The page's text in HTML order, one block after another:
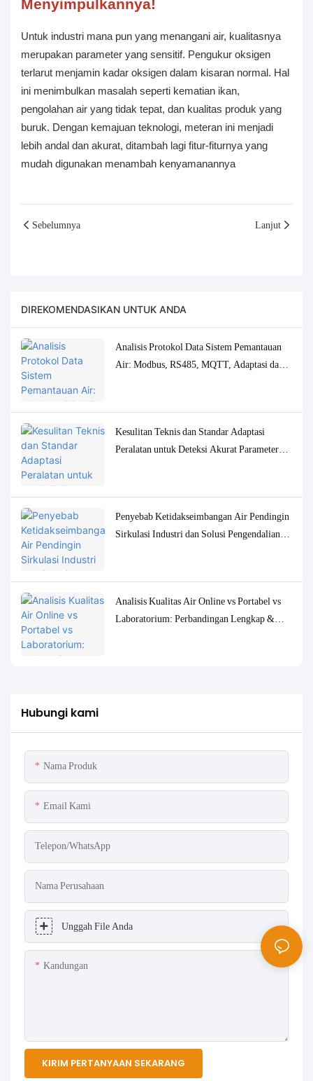
Menyimpulkannya!
Untuk industri mana pun yang menangani air, kualitasnya
merupakan parameter yang sensitif. Pengukur oksigen
terlarut menjamin kadar oksigen dalam kisaran normal. Hal
ini menimbulkan masalah seperti kematian ikan,
pengolahan air yang tidak tepat, dan kualitas produk yang
buruk. Dengan kemajuan teknologi, meteran ini menjadi
lebih andal dan akurat, ditambah lagi fitur-fiturnya yang
mudah digunakan menambah kenyamanannya
Sebelumnya Lanjut
DIREKOMENDASIKAN UNTUK ANDA
Analisis Protokol Data Sistem Pemantauan
Air: Modbus, RS485, MQTT, Adaptasi dan
Kesulitan Teknis dan Standar Adaptasi
Peralatan untuk Deteksi Akurat Parameter
Penyebab Ketidakseimbangan Air Pendingin
Sirkulasi Industri dan Solusi Pengendalian
Analisis Kualitas Air Online vs Portabel vs
Laboratorium: Perbandingan Lengkap &
Hubungi kami
Nama Produk
Email Kami
Telepon/WhatsApp
Nama Perusahaan
Unggah File Anda
Kandungan
KIRIM PERTANYAAN SEKARANG